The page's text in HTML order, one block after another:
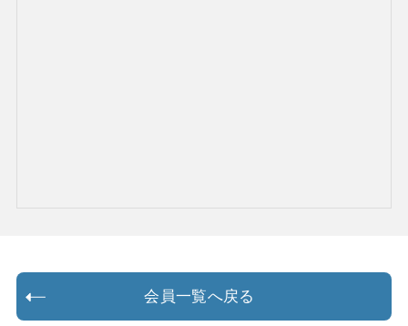
会員一覧へ戻る